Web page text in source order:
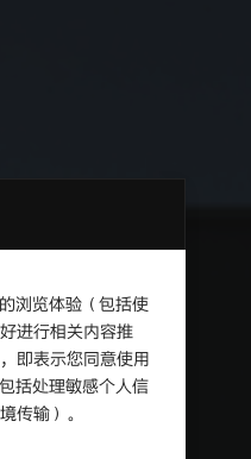
浏览体验（包括使
进行相关内容推
即表示您同意使用
括处理敏感个人信
传输）。